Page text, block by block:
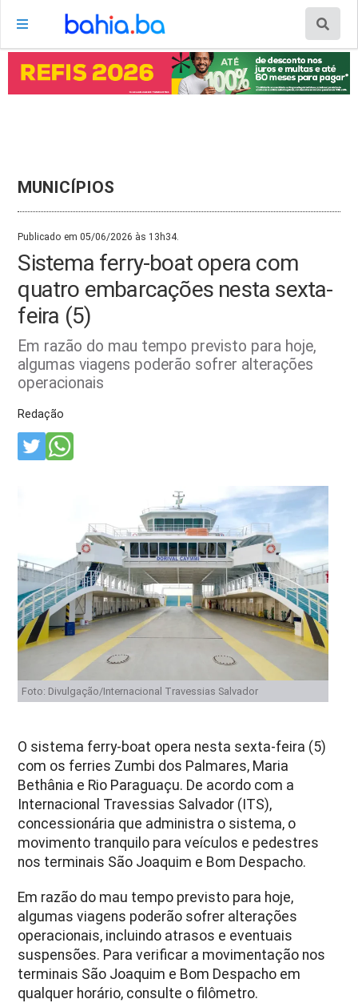
MUNICÍPIOS
Publicado em 05/06/2026 às 13h34.
Sistema ferry-boat opera com
quatro embarcações nesta sexta-
feira (5)
Em razão do mau tempo previsto para hoje,
algumas viagens poderão sofrer alterações
operacionais
Redação
Foto: Divulgação/Internacional Travessias Salvador
O sistema ferry-boat opera nesta sexta-feira (5)
com os ferries Zumbi dos Palmares, Maria
Bethânia e Rio Paraguaçu. De acordo com a
Internacional Travessias Salvador (ITS),
concessionária que administra o sistema, o
movimento tranquilo para veículos e pedestres
nos terminais São Joaquim e Bom Despacho.
Em razão do mau tempo previsto para hoje,
algumas viagens poderão sofrer alterações
operacionais, incluindo atrasos e eventuais
suspensões. Para verificar a movimentação nos
terminais São Joaquim e Bom Despacho em
qualquer horário, consulte o filômetro.